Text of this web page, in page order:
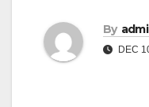
By
DEC